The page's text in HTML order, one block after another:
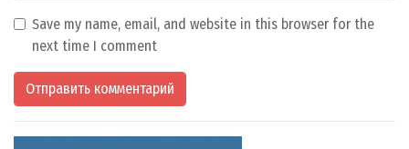
Save my name, email, and website in this browser for the
next time I comment